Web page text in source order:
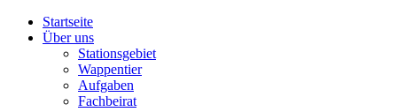
Startseite
Über uns
Stationsgebiet
Wappentier
Aufgaben
Fachbeirat